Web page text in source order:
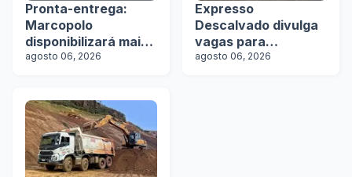
Pronta-entrega:
Marcopolo
disponibilizará mais
de 100 ônibus para
agosto 06, 2026
Expresso
Descalvado divulga
vagas para
motoristas
agosto 06, 2026